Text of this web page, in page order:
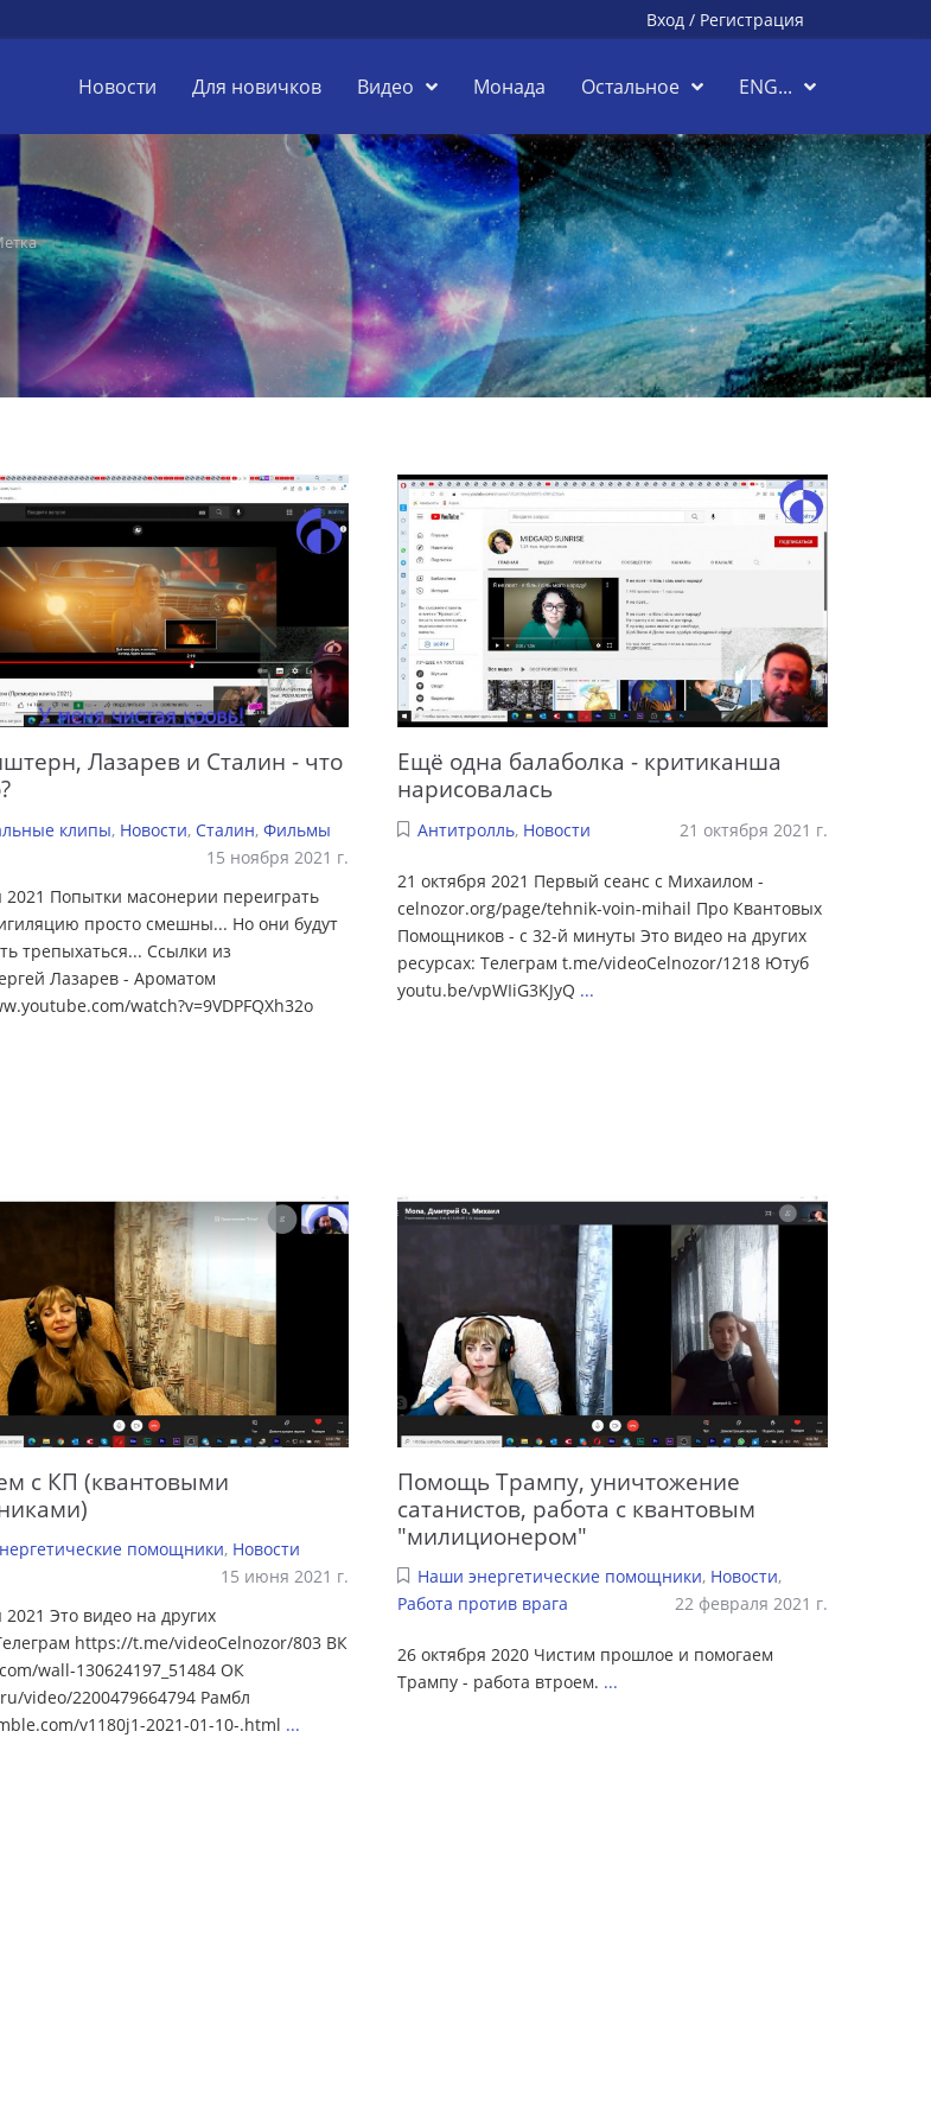
Вход / Регистрация
Новости Для новичков Видео Монада Остальное ENG...
Лазарев и Сталин - что
клипы, Новости, Сталин, Фильмы
15 ноября 2021 г.
2021 Попытки масонерии переиграть
просто смешны... Но они будут
трепыхаться... Ссылки из
Лазарев - Ароматом
watch?v=9VDPFQXh32o
Ещё одна балаболка - критиканша
нарисовалась
Антитролль, Новости 21 октября 2021 г.
21 октября 2021 Первый сеанс с Михаилом -
celnozor.org/page/tehnik-voin-mihail Про Квантовых
Помощников - с 32-й минуты Это видео на других
ресурсах: Телеграм t.me/videoCelnozor/1218 Ютуб
youtu.be/vpWIiG3KJyQ ...
с КП (квантовыми
помощники, Новости
15 июня 2021 г.
2021 Это видео на других
https://t.me/videoCelnozor/803 ВК
wall-130624197_51484 ОК
video/2200479664794 Рамбл
v1180j1-2021-01-10-.html ...
Помощь Трампу, уничтожение
сатанистов, работа с квантовым
"милиционером"
Наши энергетические помощники, Новости,
Работа против врага
22 февраля 2021 г.
26 октября 2020 Чистим прошлое и помогаем
Трампу - работа втроем. ...